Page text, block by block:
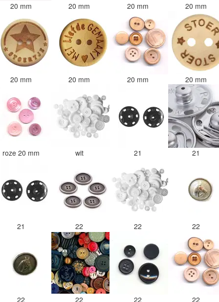
20 mm 20 mm 20 mm 20 mm
20 mm 20 mm 20 mm 20 mm
roze 20 mm wit 21 21
21 22 22 22
22 22 22 22